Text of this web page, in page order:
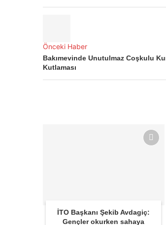
Önceki Haber
Bakımevinde Unutulmaz Coşkulu
Kutlaması
İTO Başkanı Şekib Avdagiç:
Gençler okurken sahaya